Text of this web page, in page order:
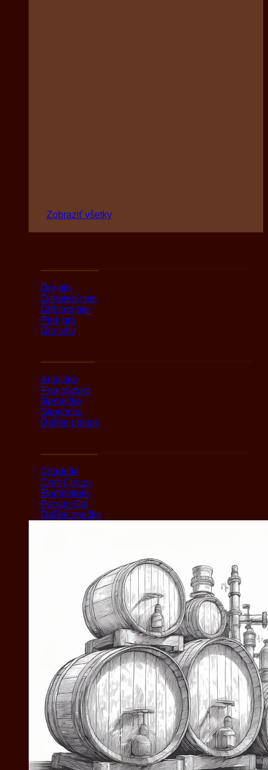
Zobraziť všetky
Dry gin
Ochutený gin
Old tom gin
Pink gin
Gin sety
Anglicko
Francúzsko
Nemecko
Slovinsko
Ďaľšie oblasti
Citadelle
Craft Circus
Rammstein
Parson Gin
Ďaľšie značky